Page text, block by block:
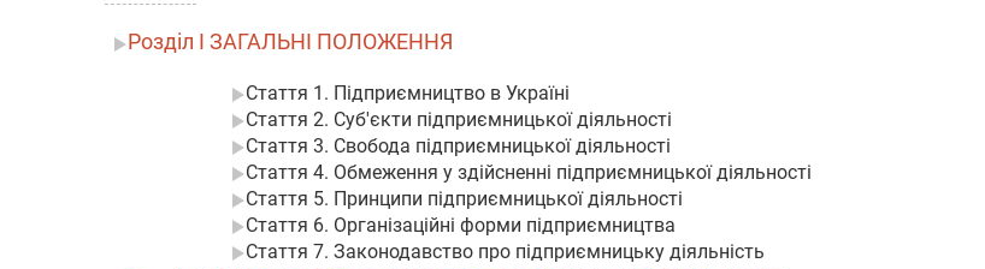
Розділ I ЗАГАЛЬНІ ПОЛОЖЕННЯ
Стаття 1. Підприємництво в Україні
Стаття 2. Суб'єкти підприємницької діяльності
Стаття 3. Свобода підприємницької діяльності
Стаття 4. Обмеження у здійсненні підприємницької діяльності
Стаття 5. Принципи підприємницької діяльності
Стаття 6. Організаційні форми підприємництва
Стаття 7. Законодавство про підприємницьку діяльність